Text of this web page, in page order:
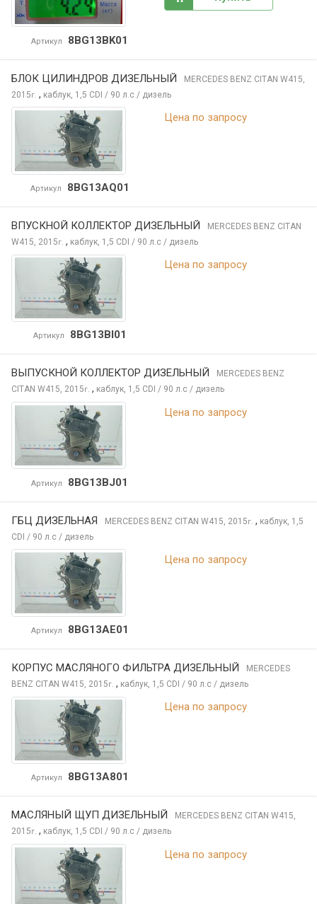
Артикул 8BG13BK01
БЛОК ЦИЛИНДРОВ ДИЗЕЛЬНЫЙ MERCEDES BENZ CITAN W415,
2015г. , каблук, 1,5 CDI / 90 л.с / дизель
Артикул 8BG13AQ01
Цена по запросу
ВПУСКНОЙ КОЛЛЕКТОР ДИЗЕЛЬНЫЙ
MERCEDES BENZ CITAN
W415, 2015г. , каблук, 1,5 CDI / 90 л.с / дизель
Артикул 8BG13BI01
Цена по запросу
ВЫПУСКНОЙ КОЛЛЕКТОР ДИЗЕЛЬНЫЙ
MERCEDES BENZ
CITAN W415, 2015г. , каблук, 1,5 CDI / 90 л.с / дизель
Артикул 8BG13BJ01
Цена по запросу
ГБЦ ДИЗЕЛЬНАЯ MERCEDES BENZ CITAN W415, 2015г. , каблук, 1,5
CDI / 90 л.с / дизель
Артикул 8BG13AE01
Цена по запросу
КОРПУС МАСЛЯНОГО ФИЛЬТРА ДИЗЕЛЬНЫЙ
MERCEDES
BENZ CITAN W415, 2015г. , каблук, 1,5 CDI / 90 л.с / дизель
Артикул 8BG13A801
Цена по запросу
МАСЛЯНЫЙ ЩУП ДИЗЕЛЬНЫЙ MERCEDES BENZ CITAN W415,
2015г. , каблук, 1,5 CDI / 90 л.с / дизель
Цена по запросу